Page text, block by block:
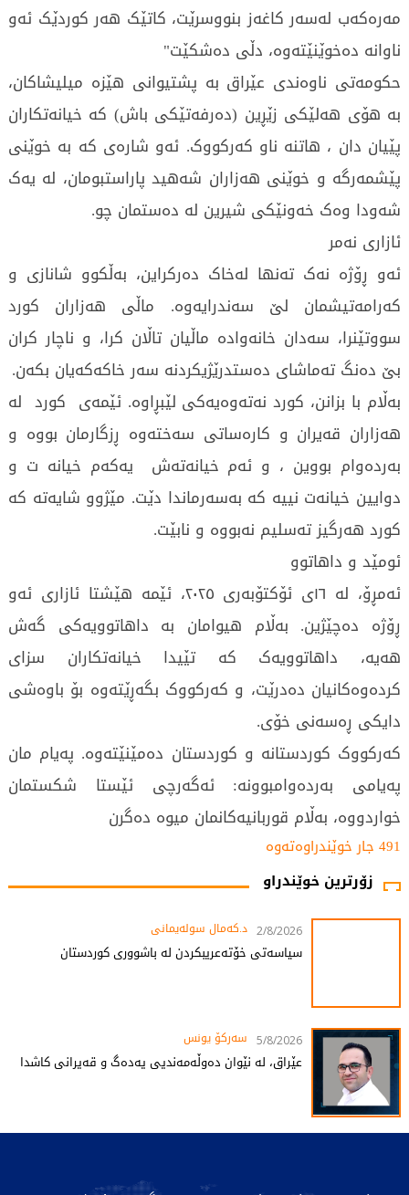
مەرەکەب لەسەر کاغەز بنووسرێت، کاتێک هەر کوردێک ئەو
ناوانە دەخوێنێتەوە، دڵی دەشکێت"
حکومەتی ناوەندی عێراق بە پشتیوانی هێزە میلیشاکان،
بە هۆی هەلێکی زێڕین (دەرفەتێکی باش) کە خیانەتکاران
پێیان دان ، هاتنە ناو کەرکووک. ئەو شارەی کە بە خوێنی
پێشمەرگە و خوێنی هەزاران شەهید پاراستبومان، لە یەک
شەودا وەک خەونێکی شیرین لە دەستمان چو.
ئازاری نەمر
ئەو ڕۆژە نەک تەنها لەخاک دەرکراین، بەڵکوو شانازی و
کەرامەتیشمان لێ سەندرایەوە. ماڵی هەزاران کورد
سووتێنرا، سەدان خانەوادە ماڵیان تاڵان کرا، و ناچار کران
بێ دەنگ تەماشای دەستدرێژیکردنە سەر خاکەکەیان بکەن.
بەڵام با بزانن، کورد نەتەوەیەکی لێبڕاوە. ئێمەی کورد لە
هەزاران قەیران و کارەساتی سەختەوە ڕزگارمان بووە و
بەردەوام بووین ، و ئەم خیانەتەش یەکەم خیانە ت و
دوایین خیانەت نییە کە بەسەرماندا دێت. مێژوو شایەتە کە
کورد هەرگیز تەسلیم نەبووە و نابێت.
ئومێد و داهاتوو
ئەمڕۆ، لە ١٦ی ئۆکتۆبەری ٢٠٢٥، ئێمە هێشتا ئازاری ئەو
ڕۆژە دەچێژین. بەڵام هیوامان بە داهاتوویەکی گەش
هەیە، داهاتوویەک کە تێیدا خیانەتکاران سزای
کردەوەکانیان دەدرێت، و کەرکووک بگەڕێتەوە بۆ باوەشی
دایکی ڕەسەنی خۆی.
کەرکووک کوردستانە و کوردستان دەمێنێتەوە. پەیام مان
پەیامی بەردەوامبوونە: ئەگەرچی ئێستا شکستمان
خواردووە، بەڵام قوربانیەکانمان میوە دەگرن
491 جار خوێندراوەتەوە
زۆرترین خوێندراو
2/8/2026 د.کەمال سولەیمانی
سیاسەتی خۆتەعریبکردن لە باشووری کوردستان
5/8/2026 سەرکۆ یونس
عێراق، لە نێوان دەوڵەمەندیی یەدەگ و قەیرانی کاشدا